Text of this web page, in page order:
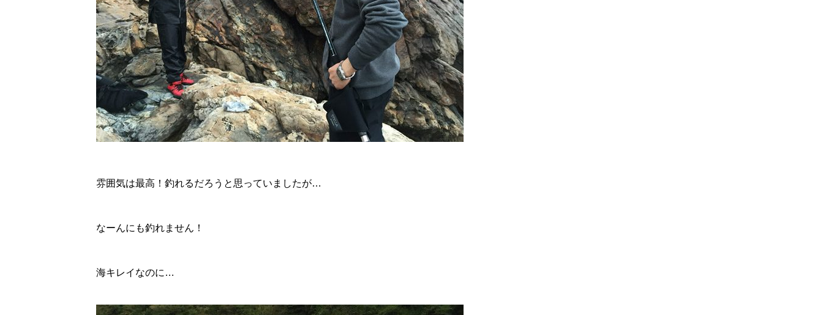
雰囲気は最高！釣れるだろうと思っていましたが…
なーんにも釣れません！
海キレイなのに…